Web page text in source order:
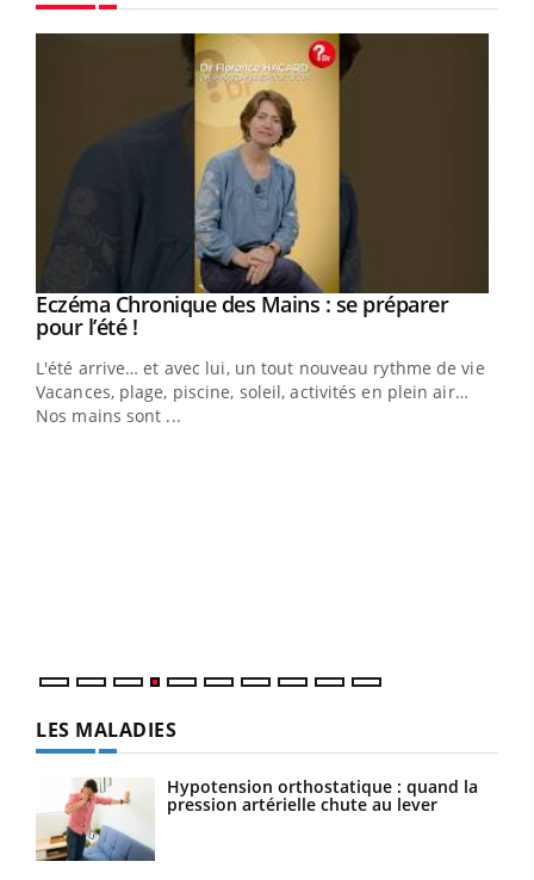
Youtube
Eczéma Chronique des Mains : se préparer
pour l’été !Youtube
L'été arrive… et avec lui, un tout nouveau rythme de vie !
Vacances, plage, piscine, soleil, activités en plein air…
Nos mains sont ...
LES MALADIES
Hypotension orthostatique : quand la
pression artérielle chute au lever